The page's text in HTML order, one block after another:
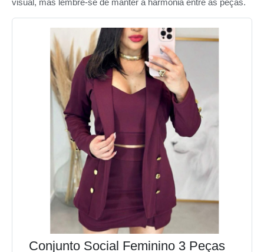
visual, mas lembre-se de manter a harmonia entre as peças.
Conjunto Social Feminino 3 Peças